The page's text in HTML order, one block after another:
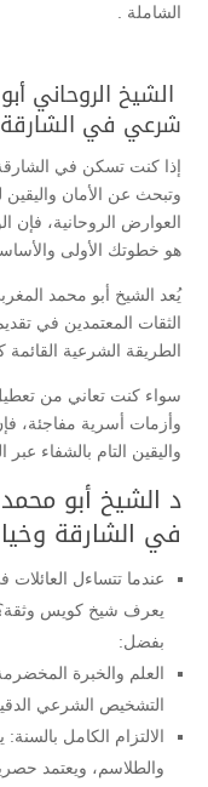
الشاملة .
الشيخ الروحاني
شرعي في الشارقة
إذا كنت تسكن في
وتبحث عن الأمان
العوارض الروحانية،
هو خطوتك الأولى
يُعد الشيخ أبو محمد
الثقات المعتمدين في
الطريقة الشرعية القائمة
سواء كنت تعاني من
وأزمات أسرية مفاجئة،
واليقين التام بالشفاء
د الشيخ أبو
في الشارقة
عندما تتساءل العائلات
يعرف شيخ كويس
بفضل:
العلم والخبرة
التشخيص الشرعي
الالتزام الكامل
والطلاسم، ويعتمد